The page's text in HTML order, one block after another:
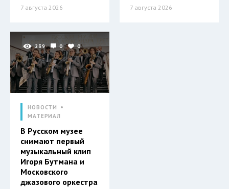
7 августа 2026 7 августа 2026
239 0 0
НОВОСТИ
МАТЕРИАЛ
В Русском музее
снимают первый
музыкальный клип
Игоря Бутмана и
Московского
джазового оркестра